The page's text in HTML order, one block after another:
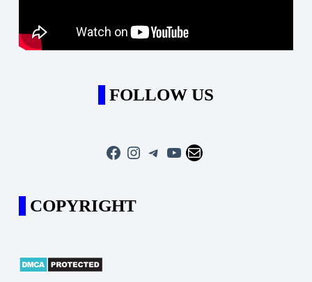
FOLLOW US
Facebook
Instagram
Telegram
YouTube
Mail
COPYRIGHT